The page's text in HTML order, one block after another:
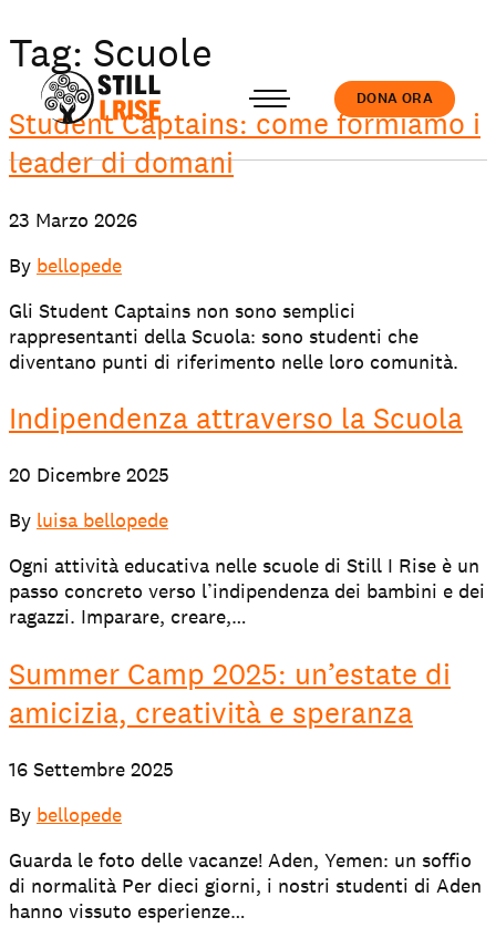
Chi siamo
Il nostro lavoro
Le nostre Scuole
Partecipa
Sostienici
NEWS E STORIE
PRESSROOM
DONA ORA
Tag: Scuole
Student Captains: come formiamo i
leader di domani
23 Marzo 2026
By bellopede
Gli Student Captains non sono semplici
rappresentanti della Scuola: sono studenti che
diventano punti di riferimento nelle loro comunità.
Indipendenza attraverso la Scuola
20 Dicembre 2025
By luisa bellopede
Ogni attività educativa nelle scuole di Still I Rise è un
passo concreto verso l’indipendenza dei bambini e dei
ragazzi. Imparare, creare,…
Summer Camp 2025: un’estate di
amicizia, creatività e speranza
16 Settembre 2025
By bellopede
Guarda le foto delle vacanze! Aden, Yemen: un soffio
di normalità Per dieci giorni, i nostri studenti di Aden
hanno vissuto esperienze…